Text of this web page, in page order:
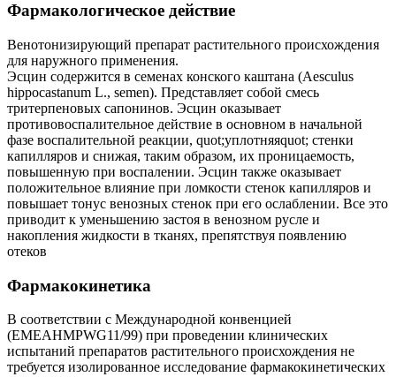
Фармакологическое действие
Венотонизирующий препарат растительного происхождения
для наружного применения.
Эсцин содержится в семенах конского каштана (Aesculus
hippocastanum L., semen). Представляет собой смесь
тритерпеновых сапонинов. Эсцин оказывает
противовоспалительное действие в основном в начальной
фазе воспалительной реакции, quot;уплотняяquot; стенки
капилляров и снижая, таким образом, их проницаемость,
повышенную при воспалении. Эсцин также оказывает
положительное влияние при ломкости стенок капилляров и
повышает тонус венозных стенок при его ослаблении. Все это
приводит к уменьшению застоя в венозном русле и
накопления жидкости в тканях, препятствуя появлению
отеков
Фармакокинетика
В соответствии с Международной конвенцией
(EMEAHMPWG11/99) при проведении клинических
испытаний препаратов растительного происхождения не
требуется изолированное исследование фармакокинетических